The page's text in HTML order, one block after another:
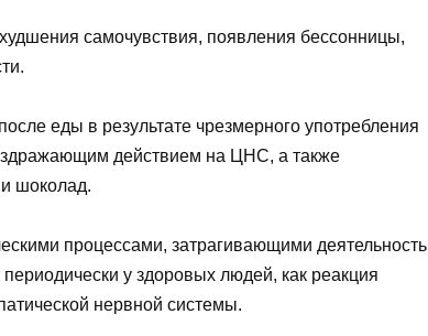
самочувствия, появления бессонницы,
еды в результате чрезмерного употребления
действием на ЦНС, а также
шоколад.
процессами, затрагивающими деятельность
у здоровых людей, как реакция
нервной системы.